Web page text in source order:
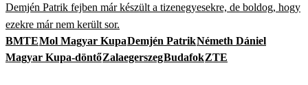
Demjén Patrik fejben már készült a tizenegyesekre, de boldog, hogy
ezekre már nem került sor.
BMTEMol Magyar KupaDemjén PatrikNémeth Dániel
Magyar Kupa-döntőZalaegerszegBudafokZTE